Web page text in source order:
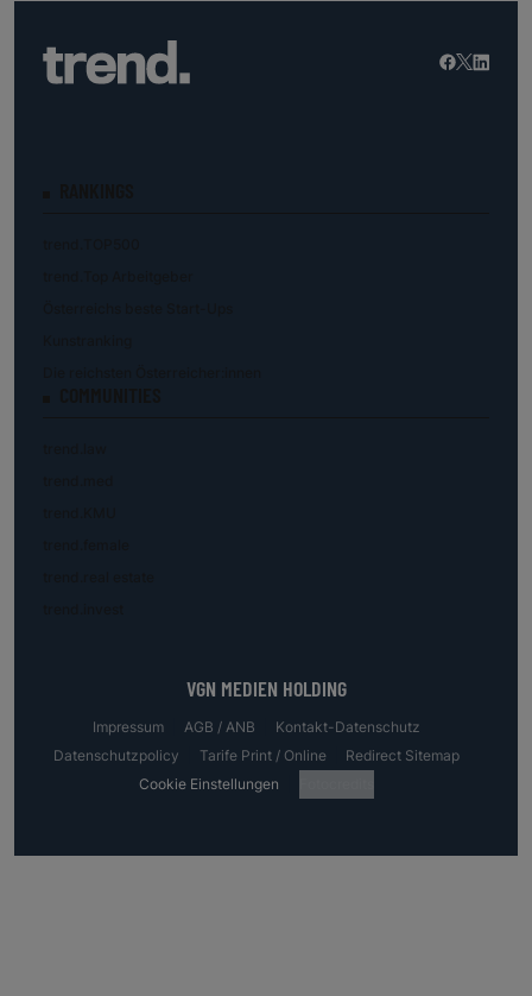
VGN MEDIEN HOLDING
Impressum AGB / ANB
Kontakt-Datenschutz
Datenschutzpolicy
Tarife Print / Online
Redirect Sitemap
Cookie Einstellungen